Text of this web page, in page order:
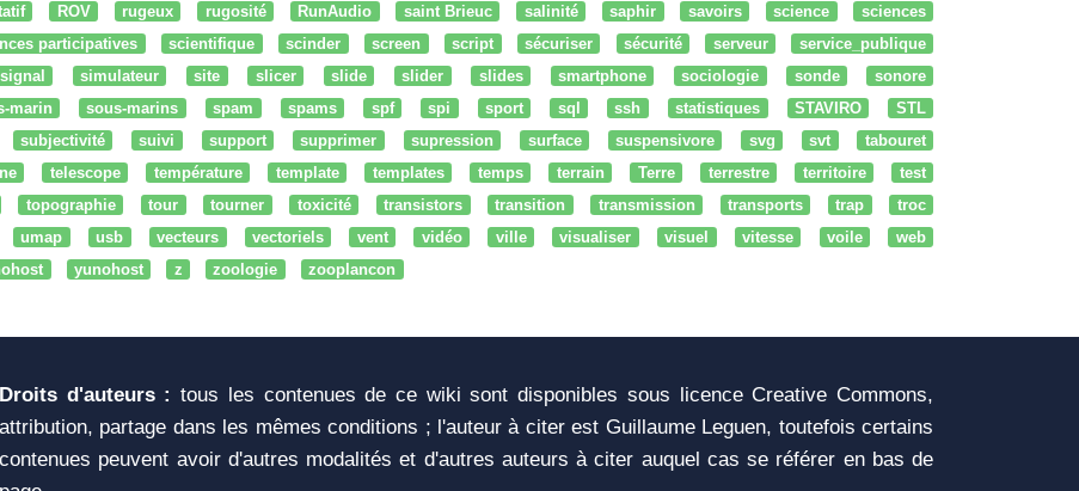
ROV rugeux rugosité RunAudio saint Brieuc salinité saphir savoirs science
sciences
participatives scientifique scinder screen script sécuriser sécurité serveur
service_publique
signal simulateur site slicer slide slider slides smartphone sociologie sonde
sonore
marin sous-marins spam spams spf spi sport sql ssh statistiques STAVIRO
STL
subjectivité suivi support supprimer supression surface suspensivore svg svt
tabouret
telescope température template templates temps terrain Terre terrestre territoire
test
topographie tour tourner toxicité transistors transition transmission transports trap
troc
umap usb vecteurs vectoriels vent vidéo ville visualiser visuel vitesse voile
web
yunohost z zoologie zooplancon
Droits d'auteurs : tous les contenues de ce wiki sont disponibles sous licence Creative Commons,
attribution, partage dans les mêmes conditions ; l'auteur à citer est Guillaume Leguen, toutefois certains
contenues peuvent avoir d'autres modalités et d'autres auteurs à citer auquel cas se référer en bas de